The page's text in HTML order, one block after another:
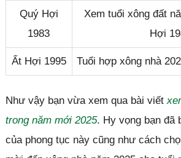
Quý Hợi
1983
Xem tuổi xông đất
Hợi
Ất Hợi 1995 Tuổi hợp xông nhà
Như vậy bạn vừa xem qua bài viết
trong năm mới 2025. Hy vọng bạn đã
của phong tục này cũng như cách